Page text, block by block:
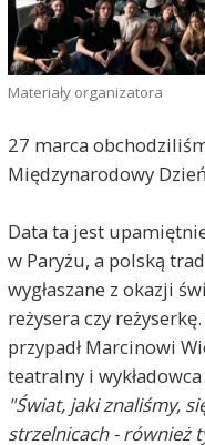
Materiały organizatora
27 marca
Międzynarodowy
Data ta jest
w Paryżu, a polską
wygłaszane z okazji
reżysera czy
przypadł Marcinowi
teatralny i
"Świat, jaki znaliśmy,
strzelnicach - również